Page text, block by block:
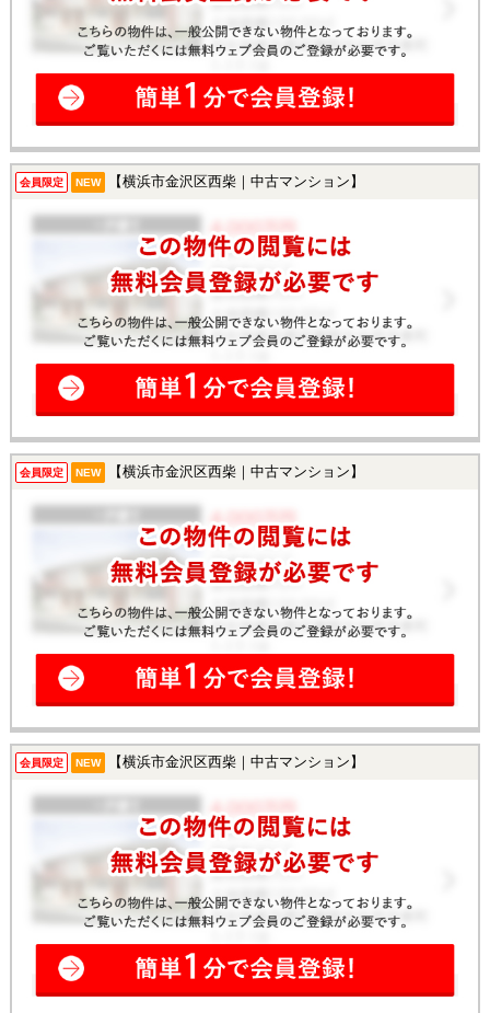
会員限定 NEW 【横浜市金沢区西柴｜中古マンション】
会員限定 NEW 【横浜市金沢区西柴｜中古マンション】
会員限定 NEW 【横浜市金沢区西柴｜中古マンション】